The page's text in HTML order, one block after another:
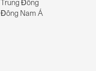
Trung Đông
Đông Nam Á